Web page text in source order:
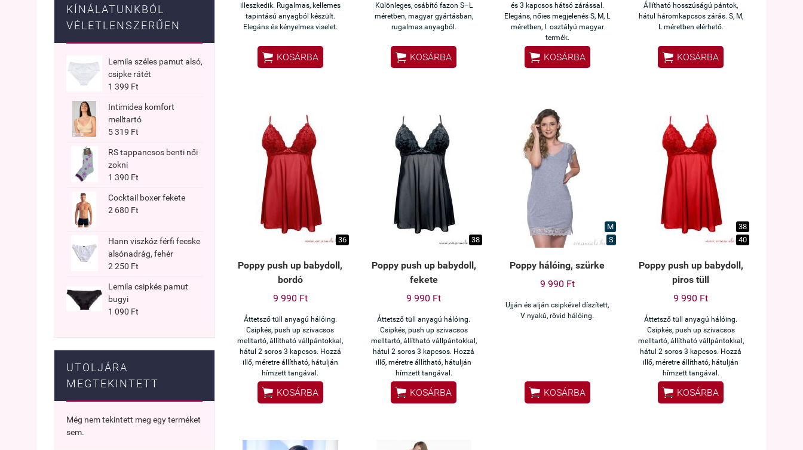
KÍNÁLATUNKBÓL
VÉLETLENSZERŰEN
Lemila széles pamut alsó,
csipke rátét
1 399 Ft
Intimidea komfort
melltartó
5 319 Ft
RS tappancsos benti női
zokni
1 390 Ft
Cocktail boxer fekete
2 680 Ft
Hann viszkóz férfi fecske
alsónadrág, fehér
2 250 Ft
Lemila csipkés pamut
bugyi
1 090 Ft
UTOLJÁRA
MEGTEKINTETT
Még nem tekintett meg egy terméket
sem.
illeszkedik. Rugalmas, kellemes
tapintású anyagból készült.
Elegáns és kényelmes viselet.
 KOSÁRBA
Különleges, csábító fazon S–L
méretben, magyar gyártásban,
rugalmas anyagból.
 KOSÁRBA
és 3 kapcsos hátsó zárással.
Elegáns, nőies megjelenés S, M, L
méretben, I. osztályú magyar
termék.
 KOSÁRBA
Állítható hosszúságú pántok,
hátul háromkapcsos zárás. S, M,
L méretben elérhető.
 KOSÁRBA
36
Poppy push up babydoll,
bordó
9 990 Ft
Áttetsző tüll anyagú hálóing.
Csipkés, push up szivacsos
melltartó, állítható vállpántokkal,
hátul 2 soros 3 kapcsos. Hozzá
illő, méretre állítható, hátulján
hímzett tangával.
 KOSÁRBA
38
Poppy push up babydoll,
fekete
9 990 Ft
Áttetsző tüll anyagú hálóing.
Csipkés, push up szivacsos
melltartó, állítható vállpántokkal,
hátul 2 soros 3 kapcsos. Hozzá
illő, méretre állítható, hátulján
hímzett tangával.
 KOSÁRBA
M
S
Poppy hálóing, szürke
9 990 Ft
Ujján és alján csipkével díszített,
V nyakú, rövid hálóing.
 KOSÁRBA
38
40
Poppy push up babydoll,
piros tüll
9 990 Ft
Áttetsző tüll anyagú hálóing.
Csipkés, push up szivacsos
melltartó, állítható vállpántokkal,
hátul 2 soros 3 kapcsos. Hozzá
illő, méretre állítható, hátulján
hímzett tangával.
 KOSÁRBA